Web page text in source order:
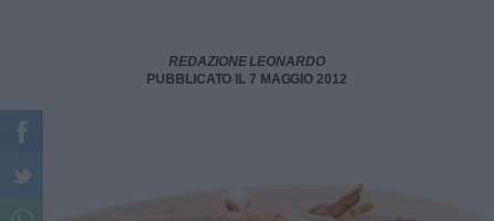
REDAZIONE LEONARDO
PUBBLICATO IL 7 MAGGIO 2012